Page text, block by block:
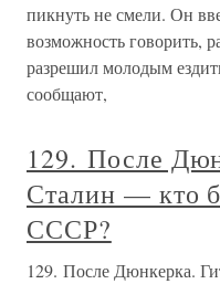
пикнуть не смели. Он
возможность говорить,
разрешил молодым
сообщают,
129. После
Сталин — кто
СССР?
129. После Дюнкерка.